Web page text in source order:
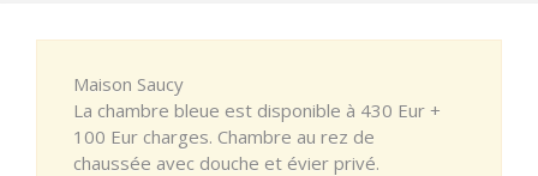
Maison Saucy
La chambre bleue est disponible à 430 Eur +
100 Eur charges. Chambre au rez de
chaussée avec douche et évier privé.